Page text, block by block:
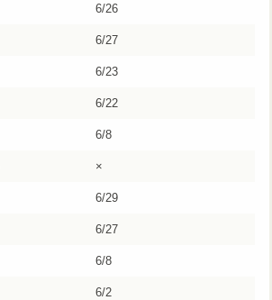
6/26
6/27
6/23
6/22
6/8
×
6/29
6/27
6/8
6/2